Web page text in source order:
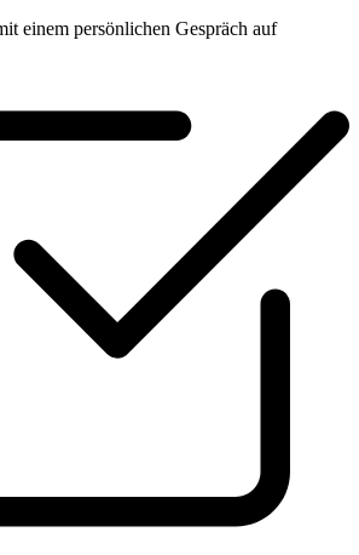
einem persönlichen Gespräch auf